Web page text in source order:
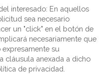
interesado: En aquellos
sea necesario
un "click" en el botón de
necesariamente que
su
cláusula anexada a dicho
de privacidad.